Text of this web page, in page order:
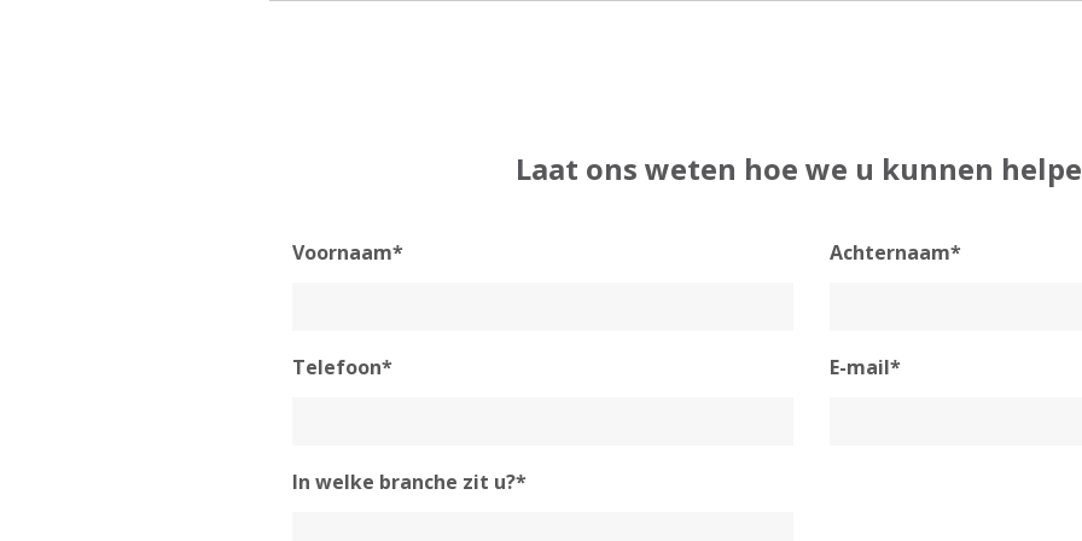
Laat ons weten hoe we u kunnen
Voornaam* Achternaam*
Telefoon* E-mail*
In welke branche zit u?*